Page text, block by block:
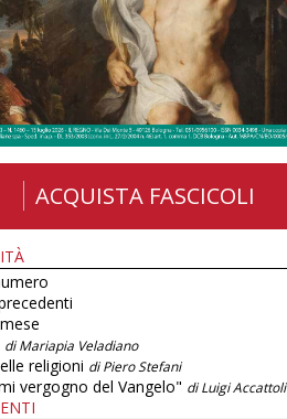
ACQUISTA FASCICOLI
di Mariapia Veladiano
religioni di Piero Stefani
vergogno del Vangelo" di Luigi Accattoli